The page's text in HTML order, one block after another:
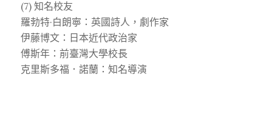
(7) 知名校友
羅勃特·白朗寧：英國詩人，劇作家
伊藤博文：日本近代政治家
傅斯年：前臺灣大學校長
克里斯多福．諾蘭：知名導演